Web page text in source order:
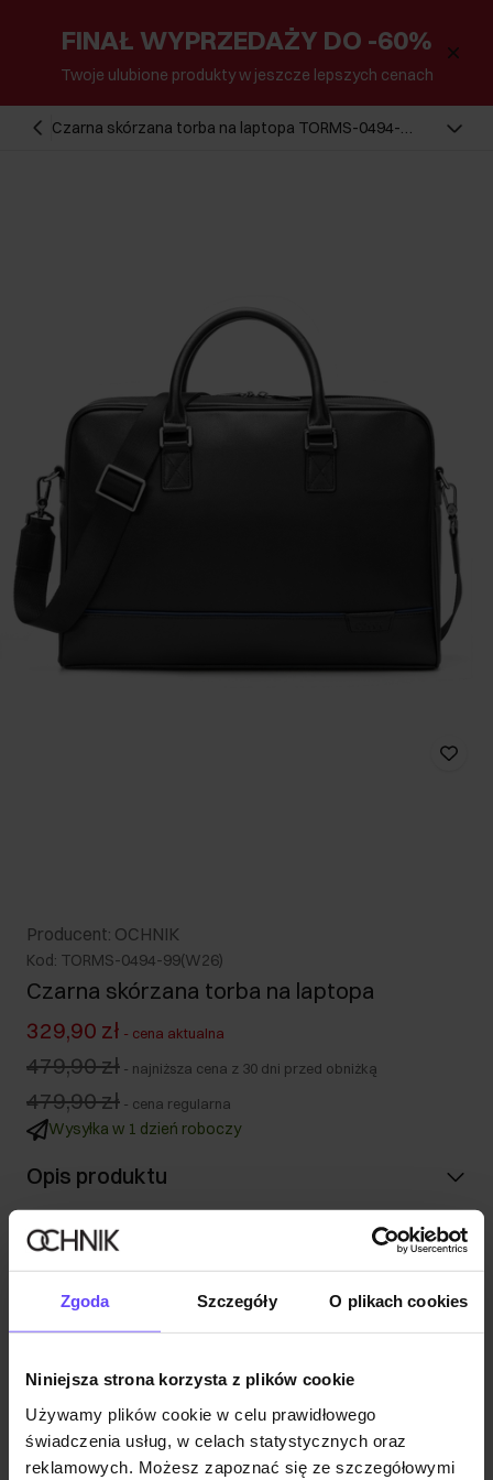
Zgoda Szczegóły O plikach cookies
Niniejsza strona korzysta z plików cookie
Używamy plików cookie w celu prawidłowego
świadczenia usług, w celach statystycznych oraz
reklamowych. Możesz zapoznać się ze szczegółowymi
FINAŁ WYPRZEDAŻY DO -60%
Twoje ulubione produkty w jeszcze lepszych cenach
Czarna skórzana torba na laptopa TORMS-0494-
Producent: OCHNIK
Kod: TORMS-0494-99(W26)
Czarna skórzana torba na laptopa
329,90 zł - cena aktualna
479,90 zł - najniższa cena z 30 dni przed obniżką
479,90 zł - cena regularna
Wysyłka w 1 dzień roboczy
Opis produktu
Szczegóły
Skład i wymiary
Opinie